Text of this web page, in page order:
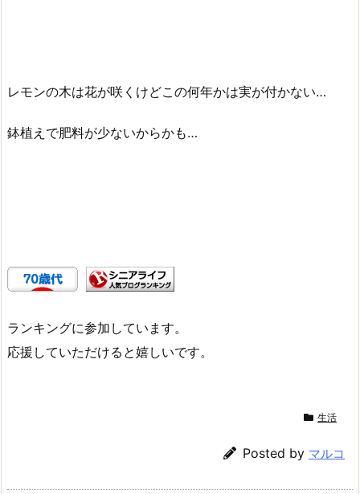
レモンの木は花が咲くけどこの何年かは実が付かない…
鉢植えで肥料が少ないからかも…
ランキングに参加しています。
応援していただけると嬉しいです。
生活
Posted by マルコ